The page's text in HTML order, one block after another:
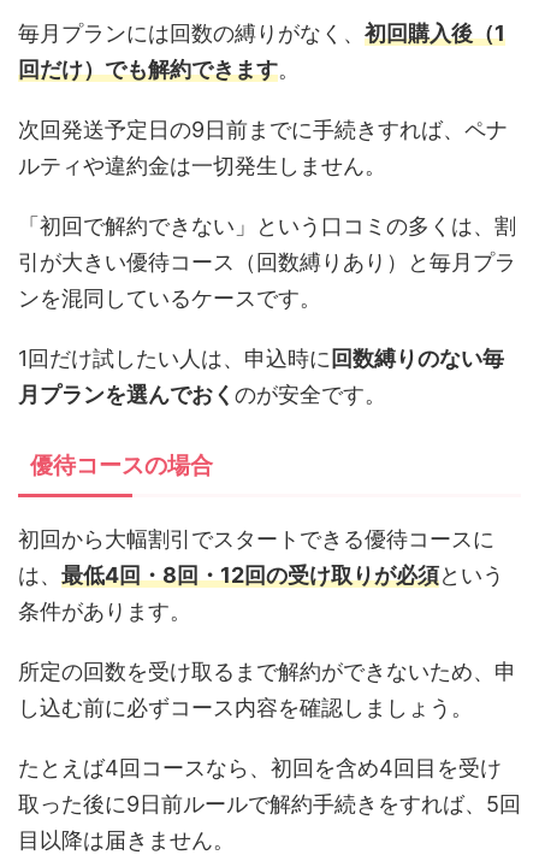
毎月プランには回数の縛りがなく、 初回購入後（1
回だけ）でも解約できます。
次回発送予定日の9日前までに手続きすれば、ペナ
ルティや違約金は一切発生しません。
「初回で解約できない」という口コミの多くは、割
引が大きい優待コース（回数縛りあり）と毎月プラ
ンを混同しているケースです。
1回だけ試したい人は、申込時に回数縛りのない毎
月プランを選んでおく のが安全です。
優待コースの場合
初回から大幅割引でスタートできる優待コースに
は、 最低4回・8回・12回の受け取りが必須という
条件があります。
所定の回数を受け取るまで解約ができないため、申
し込む前に必ずコース内容を確認しましょう。
たとえば4回コースなら、初回を含め4回目を受け
取った後に9日前ルールで解約手続きをすれば、5回
目以降は届きません。